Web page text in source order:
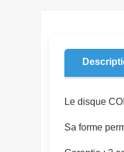
Le disque
Sa forme